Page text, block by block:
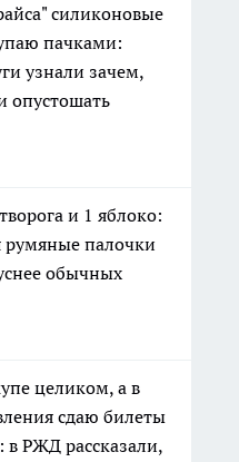
силиконовые
пачками:
узнали зачем,
опустошать
и 1 яблоко:
румяные палочки
обычных
целиком, а в
сдаю билеты
в РЖД рассказали,